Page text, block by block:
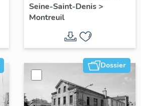
puis Gorin, puis
entrepôt commercial
Electro distribution
Seine-Saint-Denis>
Montreuil
Dossier